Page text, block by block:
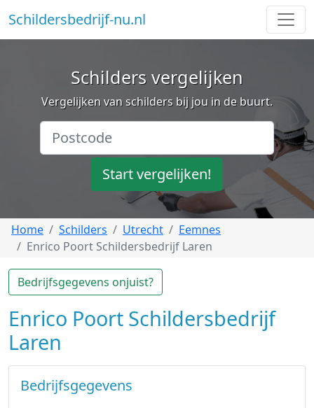
Schildersbedrijf-nu.nl
Schilders vergelijken
Vergelijken van schilders bij jou in de buurt.
Start vergelijken!
Home Schilders Utrecht
Eemnes
Enrico Poort Schildersbedrijf Laren
Bedrijfsgegevens onjuist?
Enrico Poort Schildersbedrijf
Laren
Bedrijfsgegevens